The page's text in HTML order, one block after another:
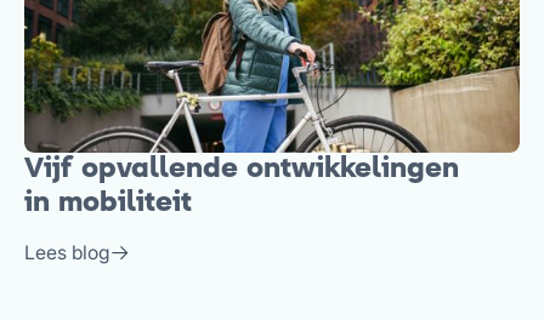
Vijf opvallende ontwikkelingen
in mobiliteit
Lees blog